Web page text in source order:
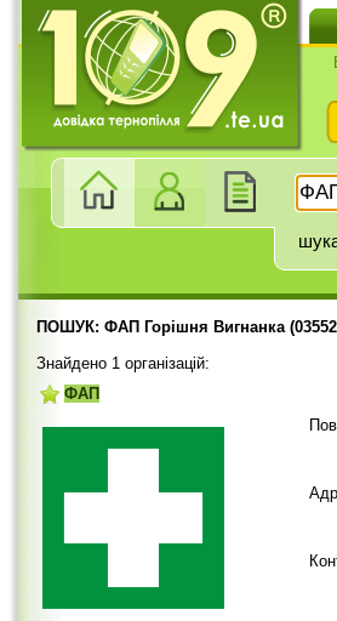
ПОШУК: ФАП Горішня Вигнанка
Знайдено 1 організацій:
ФАП